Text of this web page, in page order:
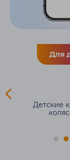
Для
Детские